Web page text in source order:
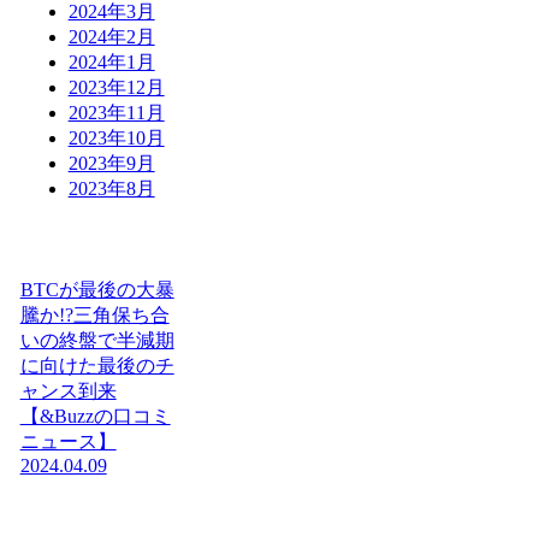
2024年3月
2024年2月
2024年1月
2023年12月
2023年11月
2023年10月
2023年9月
2023年8月
BTCが最後の大暴
騰か!?三角保ち合
いの終盤で半減期
に向けた最後のチ
ャンス到来
【&Buzzの口コミ
ニュース】
2024.04.09